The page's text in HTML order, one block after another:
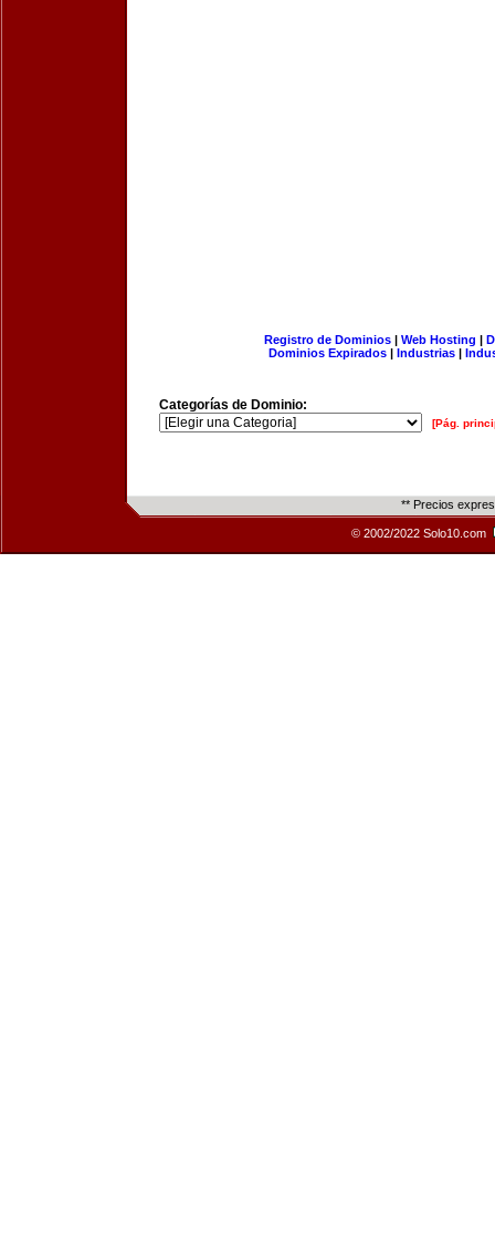
Registro de Dominios| Web Hosting |
Dominios Expirados | Industrias |
Categorías de Dominio:
[Pág.
** Precios
© 2002/2022 Solo10.com